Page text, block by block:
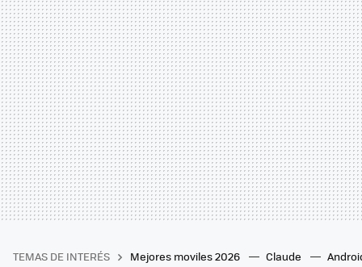
TEMAS DE INTERÉS Mejores moviles 2026 Claude